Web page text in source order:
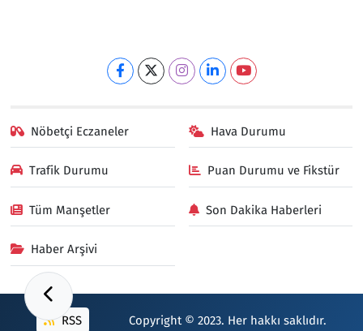
Nöbetçi Eczaneler Hava Durumu
Trafik Durumu Puan Durumu ve Fikstür
Tüm Manşetler Son Dakika Haberleri
Haber Arşivi
RSS Copyright © 2023. Her hakkı saklıdır.